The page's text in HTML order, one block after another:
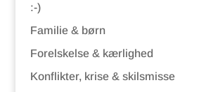
:-)
Familie & børn
Forelskelse & kærlighed
Konflikter, krise & skilsmisse